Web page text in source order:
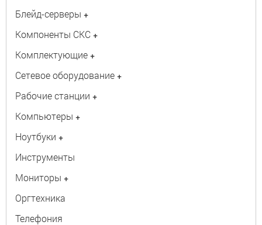
Блейд-серверы +
Компоненты СКС +
Комплектующие +
Сетевое оборудование +
Рабочие станции +
Компьютеры +
Ноутбуки +
Инструменты
Мониторы +
Оргтехника
Телефония